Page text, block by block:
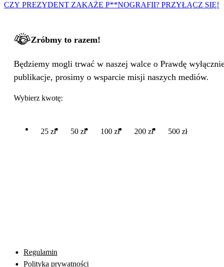
CZY PREZYDENT ZAKAŻE P**NOGRAFII? PRZYŁĄCZ SIĘ!
Zróbmy to razem!
Będziemy mogli trwać w naszej walce o Prawdę
publikacje, prosimy o wsparcie misji naszych mediów.
Wybierz kwotę:
25 zł 50 zł 100 zł 200 zł 500 zł
Regulamin
Polityka prywatności